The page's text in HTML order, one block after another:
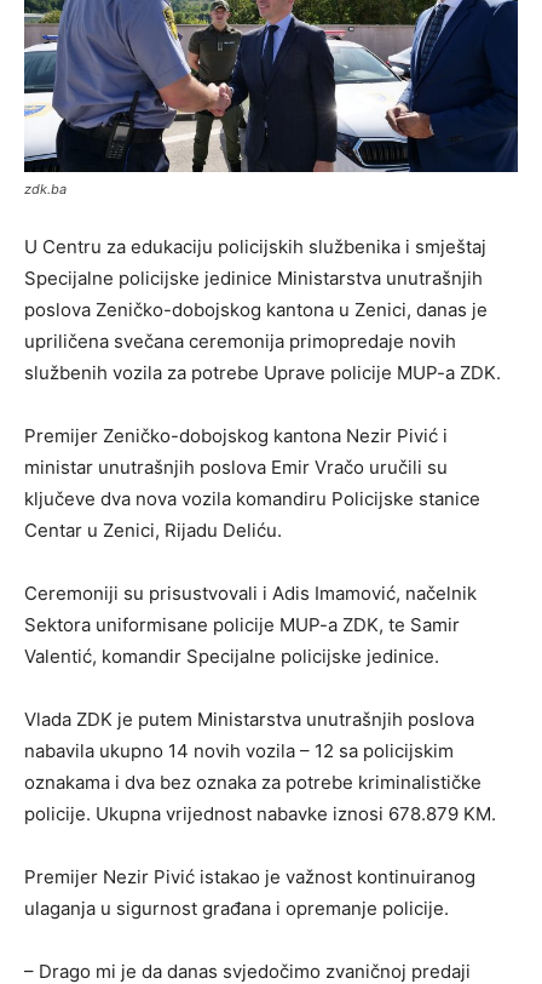
zdk.ba
U Centru za edukaciju policijskih službenika i smještaj
Specijalne policijske jedinice Ministarstva unutrašnjih
poslova Zeničko-dobojskog kantona u Zenici, danas je
upriličena svečana ceremonija primopredaje novih
službenih vozila za potrebe Uprave policije MUP-a ZDK.
Premijer Zeničko-dobojskog kantona Nezir Pivić i
ministar unutrašnjih poslova Emir Vračo uručili su
ključeve dva nova vozila komandiru Policijske stanice
Centar u Zenici, Rijadu Deliću.
Ceremoniji su prisustvovali i Adis Imamović, načelnik
Sektora uniformisane policije MUP-a ZDK, te Samir
Valentić, komandir Specijalne policijske jedinice.
Vlada ZDK je putem Ministarstva unutrašnjih poslova
nabavila ukupno 14 novih vozila – 12 sa policijskim
oznakama i dva bez oznaka za potrebe kriminalističke
policije. Ukupna vrijednost nabavke iznosi 678.879 KM.
Premijer Nezir Pivić istakao je važnost kontinuiranog
ulaganja u sigurnost građana i opremanje policije.
– Drago mi je da danas svjedočimo zvaničnoj predaji